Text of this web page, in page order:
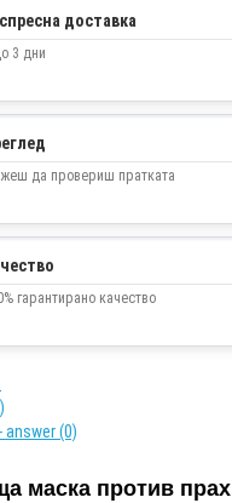
доставка
3 дни
да провериш пратката
гарантирано качество
answer (0)
маска против прах